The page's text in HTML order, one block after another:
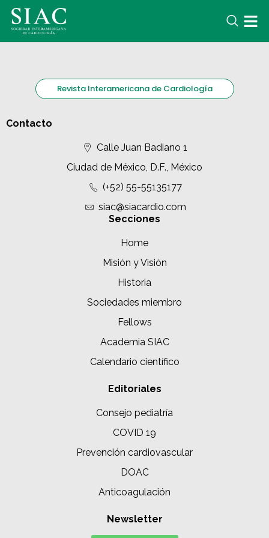
Revista Interamericana de Cardiología
Contacto
Calle Juan Badiano 1
Ciudad de México, D.F., México
(+52) 55-55135177
siac@siacardio.com
Secciones
Home
Misión y Visión
Historia
Sociedades miembro
Fellows
Academia SIAC
Calendario científico
Editoriales
Consejo pediatría
COVID 19
Prevención cardiovascular
DOAC
Anticoagulación
Newsletter